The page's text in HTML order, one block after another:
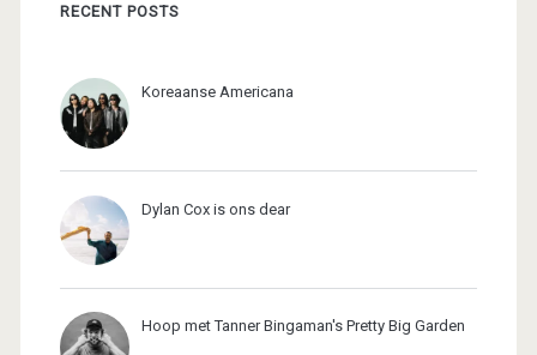
RECENT POSTS
Koreaanse Americana
Dylan Cox is ons dear
Hoop met Tanner Bingaman's Pretty Big Garden